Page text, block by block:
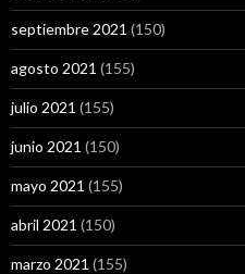
septiembre 2021 (150)
agosto 2021 (155)
julio 2021 (155)
junio 2021 (150)
mayo 2021 (155)
abril 2021 (150)
marzo 2021 (155)